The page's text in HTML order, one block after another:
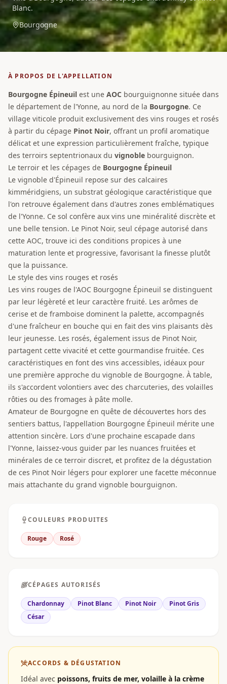
Blanc.
Bourgogne
À PROPOS DE L'APPELLATION
Bourgogne Épineuil est une AOC bourguignonne située dans
le département de l'Yonne, au nord de la Bourgogne. Ce
village viticole produit exclusivement des vins rouges et rosés
à partir du cépage Pinot Noir, offrant un profil aromatique
délicat et une expression particulièrement fraîche, typique
des terroirs septentrionaux du vignoble bourguignon.
Le terroir et les cépages de Bourgogne Épineuil
Le vignoble d'Épineuil repose sur des calcaires
kimméridgiens, un substrat géologique caractéristique que
l'on retrouve également dans d'autres zones emblématiques
de l'Yonne. Ce sol confère aux vins une minéralité discrète et
une belle tension. Le Pinot Noir, seul cépage autorisé dans
cette AOC, trouve ici des conditions propices à une
maturation lente et progressive, favorisant la finesse plutôt
que la puissance.
Le style des vins rouges et rosés
Les vins rouges de l'AOC Bourgogne Épineuil se distinguent
par leur légèreté et leur caractère fruité. Les arômes de
cerise et de framboise dominent la palette, accompagnés
d'une fraîcheur en bouche qui en fait des vins plaisants dès
leur jeunesse. Les rosés, également issus de Pinot Noir,
partagent cette vivacité et cette gourmandise fruitée. Ces
caractéristiques en font des vins accessibles, idéaux pour
une première approche du vignoble de Bourgogne. À table,
ils s'accordent volontiers avec des charcuteries, des volailles
rôties ou des fromages à pâte molle.
Amateur de Bourgogne en quête de découvertes hors des
sentiers battus, l'appellation Bourgogne Épineuil mérite une
attention sincère. Lors d'une prochaine escapade dans
l'Yonne, laissez-vous guider par les nuances fruitées et
minérales de ce terroir discret, et profitez de la dégustation
de ces Pinot Noir légers pour explorer une facette méconnue
mais attachante du grand vignoble bourguignon.
COULEURS PRODUITES
Rouge Rosé
CÉPAGES AUTORISÉS
Chardonnay Pinot Blanc Pinot Noir
Pinot Gris
César
ACCORDS & DÉGUSTATION
Idéal avec poissons, fruits de mer, volaille à la crème